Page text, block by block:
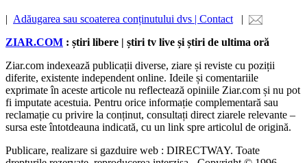
| Adăugarea sau scoaterea conținutului dvs | Contact |
ZIAR.COM : știri libere | știri tv live și știri de ultima oră
Ziar.com indexează publicații diverse, ziare și reviste cu poziții
diferite, existente independent online. Ideile și comentariile
exprimate în aceste articole nu reflectează opiniile Ziar.com și nu pot
fi imputate acestuia. Pentru orice informație complementară sau
reclamație cu privire la conținut, consultați direct ziarele relevante –
sursa este întotdeauna indicată, cu un link spre articolul de origină.
Publicare, realizare si gazduire web : DIRECTWAY. Toate